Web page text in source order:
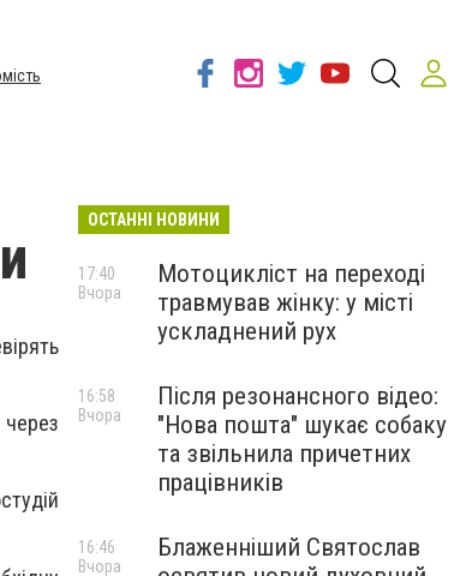
ОСТАННІ НОВИНИ
Мотоцикліст на переході
травмував жінку: у місті
ускладнений рух
17:40
Вчора
Після резонансного відео:
"Нова пошта" шукає собаку
та звільнила причетних
працівників
16:58
Вчора
Блаженніший Святослав
16:46
Вчора